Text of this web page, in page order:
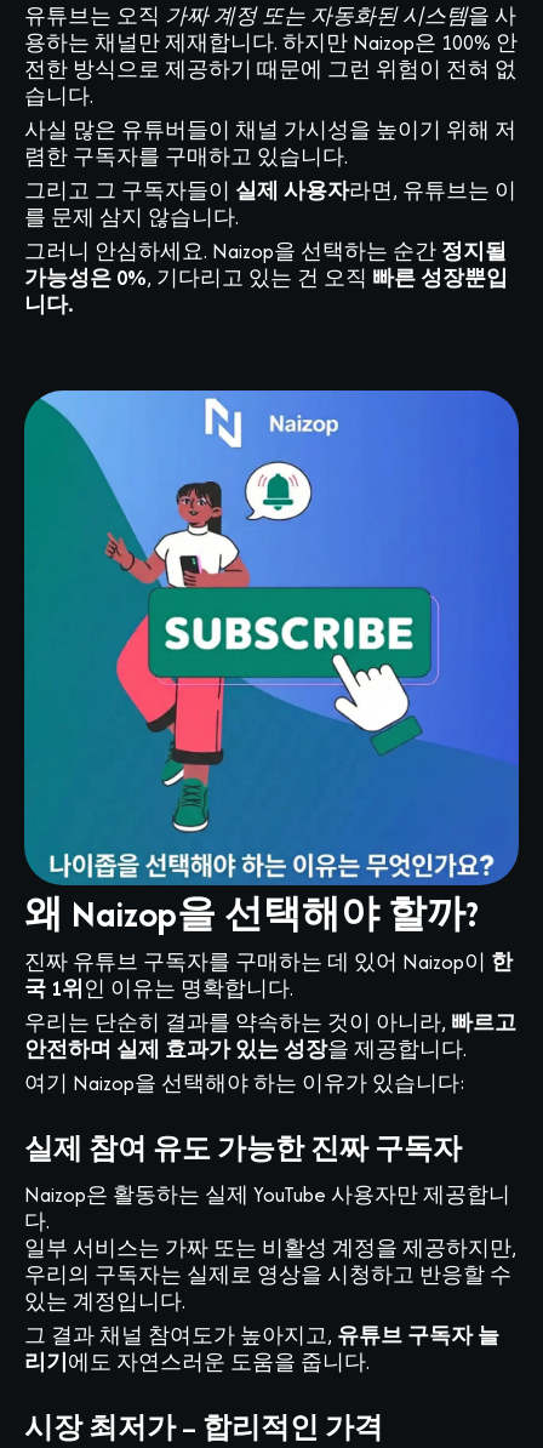
유튜브는 오직 가짜 계정 또는 자동화된 시스템을 사
용하는 채널만 제재합니다. 하지만 Naizop은 100% 안
전한 방식으로 제공하기 때문에 그런 위험이 전혀 없
습니다.
사실 많은 유튜버들이 채널 가시성을 높이기 위해 저
렴한 구독자를 구매하고 있습니다.
그리고 그 구독자들이 실제 사용자라면, 유튜브는 이
를 문제 삼지 않습니다.
그러니 안심하세요. Naizop을 선택하는 순간 정지될
가능성은 0%, 기다리고 있는 건 오직 빠른 성장뿐입
니다.
왜 Naizop을 선택해야 할까?
진짜 유튜브 구독자를 구매하는 데 있어 Naizop이 한
국 1위인 이유는 명확합니다.
우리는 단순히 결과를 약속하는 것이 아니라, 빠르고
안전하며 실제 효과가 있는 성장을 제공합니다.
여기 Naizop을 선택해야 하는 이유가 있습니다:
실제 참여 유도 가능한 진짜 구독자
Naizop은 활동하는 실제 YouTube 사용자만 제공합니
다.
일부 서비스는 가짜 또는 비활성 계정을 제공하지만,
우리의 구독자는 실제로 영상을 시청하고 반응할 수
있는 계정입니다.
그 결과 채널 참여도가 높아지고, 유튜브 구독자 늘
리기에도 자연스러운 도움을 줍니다.
시장 최저가 – 합리적인 가격